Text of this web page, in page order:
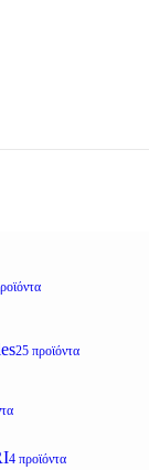
25 προϊόντα
4 προϊόντα